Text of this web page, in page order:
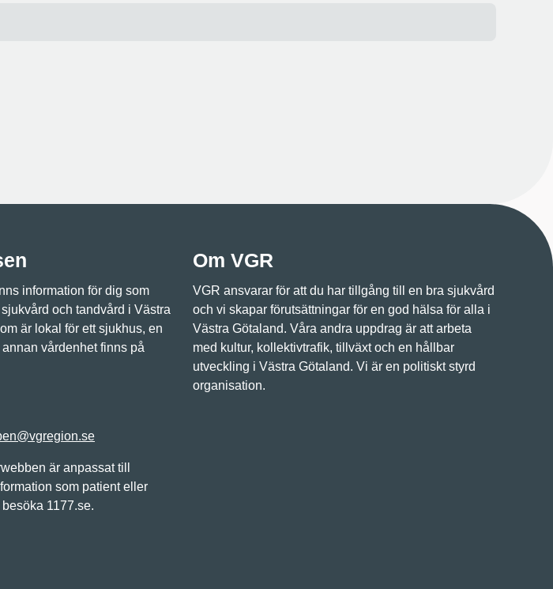
information för dig som
och tandvård i Västra
är lokal för ett sjukhus, en
vårdenhet finns på
är anpassat till
som patient eller
1177.se.
Om VGR
VGR ansvarar för att du har tillgång till en bra sjukvård
och vi skapar förutsättningar för en god hälsa för alla i
Västra Götaland. Våra andra uppdrag är att arbeta
med kultur, kollektivtrafik, tillväxt och en hållbar
utveckling i Västra Götaland. Vi är en politiskt styrd
organisation.